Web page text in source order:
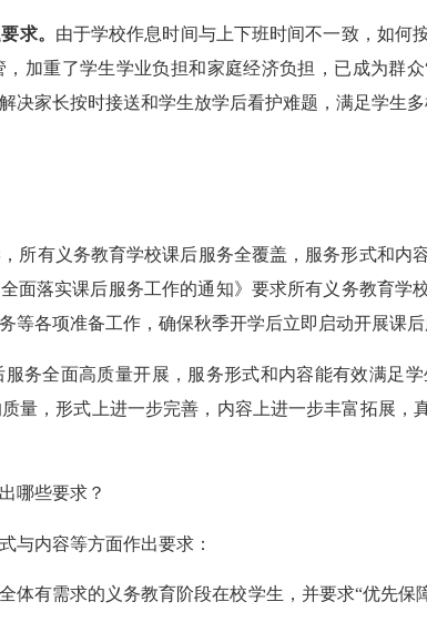
求。 由于学校作息时间与上下班时间不一致，如何
加重了学生学业负担和家庭经济负担，已成为群
决家长按时接送和学生放学后看护难题，满足学生
所有义务教育学校课后服务全覆盖，服务形式和
面落实课后服务工作的通知》要求所有义务教育学
等各项准备工作，确保秋季开学后立即启动开展课
服务全面高质量开展，服务形式和内容能有效满足
量，形式上进一步完善，内容上进一步丰富拓展，
哪些要求？
内容等方面作出要求：
体有需求的义务教育阶段在校学生，并要求“优先